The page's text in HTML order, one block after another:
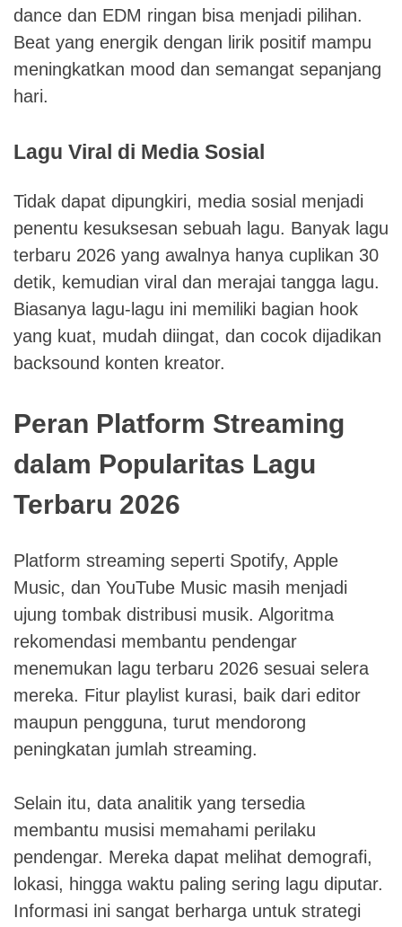
dance dan EDM ringan bisa menjadi pilihan.
Beat yang energik dengan lirik positif mampu
meningkatkan mood dan semangat sepanjang
hari.
Lagu Viral di Media Sosial
Tidak dapat dipungkiri, media sosial menjadi
penentu kesuksesan sebuah lagu. Banyak lagu
terbaru 2026 yang awalnya hanya cuplikan 30
detik, kemudian viral dan merajai tangga lagu.
Biasanya lagu-lagu ini memiliki bagian hook
yang kuat, mudah diingat, dan cocok dijadikan
backsound konten kreator.
Peran Platform Streaming
dalam Popularitas Lagu
Terbaru 2026
Platform streaming seperti Spotify, Apple
Music, dan YouTube Music masih menjadi
ujung tombak distribusi musik. Algoritma
rekomendasi membantu pendengar
menemukan lagu terbaru 2026 sesuai selera
mereka. Fitur playlist kurasi, baik dari editor
maupun pengguna, turut mendorong
peningkatan jumlah streaming.
Selain itu, data analitik yang tersedia
membantu musisi memahami perilaku
pendengar. Mereka dapat melihat demografi,
lokasi, hingga waktu paling sering lagu diputar.
Informasi ini sangat berharga untuk strategi